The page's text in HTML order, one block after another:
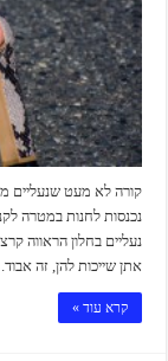
קורה לא מעט שנעליים
נכנסות לחנות במטרה
נעליים בחלון הראווה
אתן שייכות להן, זה
קרא עוד »